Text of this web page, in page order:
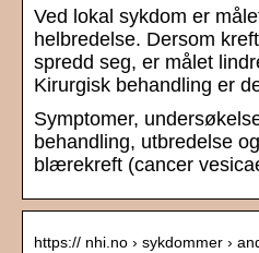
Ved lokal sykdom er
helbredelse. Dersom
spredd seg, er målet
Kirurgisk behandling er
Symptomer,
behandling, utbredelse
blærekreft (cancer
https:// nhi.no › sykdommer ›